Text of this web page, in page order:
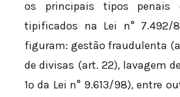
os principais tipos penais
tipificados na Lei n° 7.492/
figuram: gestão fraudulenta
de divisas (art. 22), lavagem
1º da Lei n° 9.613/98), entre